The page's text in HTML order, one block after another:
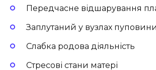
Передчасне відшарування
Заплутаний у вузлах
Слабка родова діяльність
Стресові стани матері